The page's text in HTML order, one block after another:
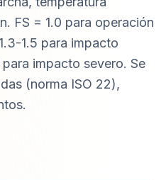
FS = 1.0 para operación
1.5 para impacto
impacto severo. Se
(norma ISO 22),